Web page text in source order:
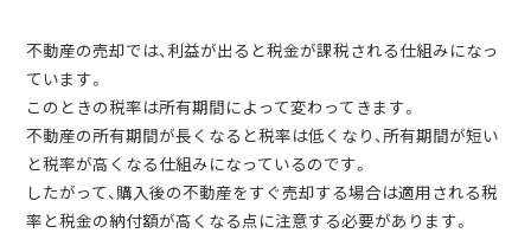
不動産の売却では、利益が出ると税金が課税される仕組みになっ
ています。
このときの税率は所有期間によって変わってきます。
不動産の所有期間が長くなると税率は低くなり、所有期間が短い
と税率が高くなる仕組みになっているのです。
したがって、購入後の不動産をすぐ売却する場合は適用される税
率と税金の納付額が高くなる点に注意する必要があります。